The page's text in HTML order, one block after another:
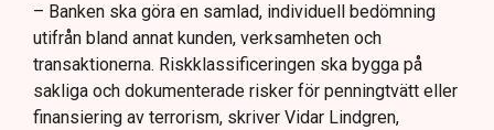
– Banken ska göra en samlad, individuell bedömning
utifrån bland annat kunden, verksamheten och
transaktionerna. Riskklassificeringen ska bygga på
sakliga och dokumenterade risker för penningtvätt eller
finansiering av terrorism, skriver Vidar Lindgren,